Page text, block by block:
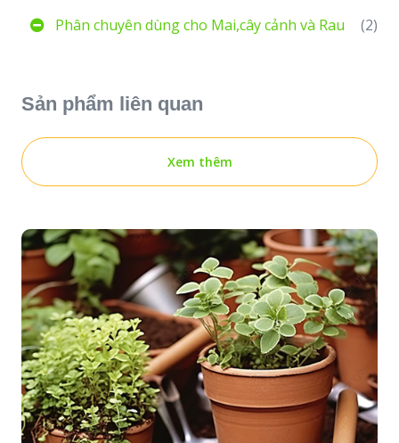
Phân chuyên dùng cho Mai,cây cảnh và Rau
(2)
Sản phẩm liên quan
Xem thêm